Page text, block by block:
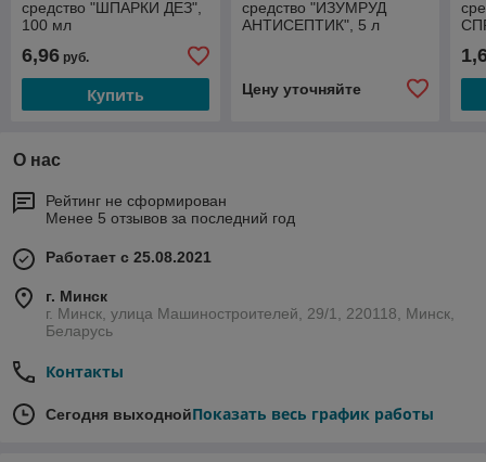
средство "ШПАРКИ ДЕЗ",
100 мл
6,96 руб.
Купить
средство "ИЗУМРУД
АНТИСЕПТИК", 5 л
Цену уточняйте
О нас
Рейтинг не сформирован
Менее 5 отзывов за последний год
Работает с 25.08.2021
г. Минск
г. Минск, улица Машиностроителей, 29/1, 220118, Минск,
Беларусь
Контакты
Сегодня выходнойПоказать весь график работы